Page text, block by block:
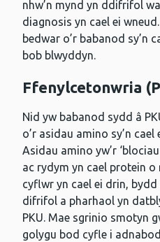
nhw’n mynd yn ddifrifol
diagnosis yn cael ei
bedwar o’r babanod sy’n
bob blwyddyn.
Ffenylcetonwria
Nid yw babanod sydd â
o’r asidau amino sy’n cael
Asidau amino yw’r
ac rydym yn cael protein o
cyflwr yn cael ei drin,
difrifol a pharhaol yn
PKU. Mae sgrinio smotyn
golygu bod cyfle i